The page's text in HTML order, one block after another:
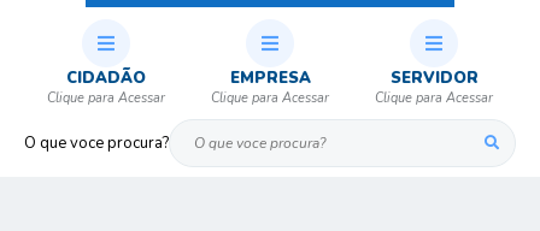
O que voce procura?
CIDADÃO EMPRESA SERVIDOR